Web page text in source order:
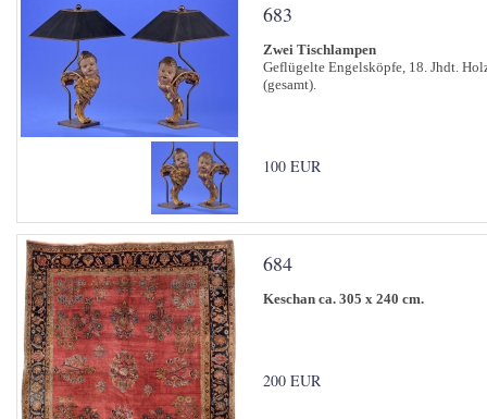
683
Zwei Tischlampen
Geflügelte Engelsköpfe, 18. Jhdt.
(gesamt).
100 EUR
684
Keschan ca. 305 x 240 cm.
200 EUR